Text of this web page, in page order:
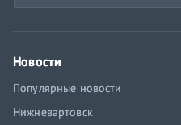
Новости
Популярные новости
Нижневартовск